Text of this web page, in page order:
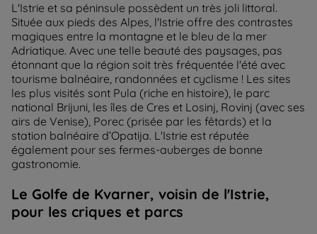
L'Istrie et sa péninsule possèdent un très joli littoral.
Située aux pieds des Alpes, l'Istrie offre des contrastes
magiques entre la montagne et le bleu de la mer
Adriatique. Avec une telle beauté des paysages, pas
étonnant que la région soit très fréquentée l'été avec
tourisme balnéaire, randonnées et cyclisme ! Les sites
les plus visités sont Pula (riche en histoire), le parc
national Brijuni, les îles de Cres et Losinj, Rovinj (avec ses
airs de Venise), Porec (prisée par les fêtards) et la
station balnéaire d’Opatija. L'Istrie est réputée
également pour ses fermes-auberges de bonne
gastronomie.
Le Golfe de Kvarner, voisin de l'Istrie,
pour les criques et parcs